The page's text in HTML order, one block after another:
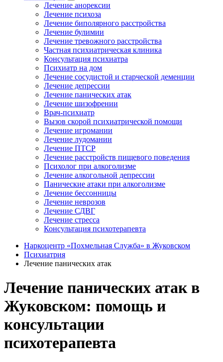
Лечение анорексии
Лечение психоза
Лечение биполярного расстройства
Лечение булимии
Лечение тревожного расстройства
Частная психиатрическая клиника
Консультация психиатра
Психиатр на дом
Лечение сосудистой и старческой деменции
Лечение депрессии
Лечение панических атак
Лечение шизофрении
Врач-психиатр
Вызов скорой психиатрической помощи
Лечение игромании
Лечение лудомании
Лечение ПТСР
Лечение расстройств пищевого поведения
Психолог при алкоголизме
Лечение алкогольной депрессии
Панические атаки при алкоголизме
Лечение бессонницы
Лечение неврозов
Лечение СДВГ
Лечение стресса
Консультация психотерапевта
Наркоцентр «Похмельная Служба» в Жуковском
Психиатрия
Лечение панических атак
Лечение панических атак в
Жуковском: помощь и
консультации
психотерапевта